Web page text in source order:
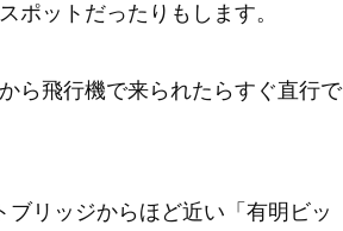
ポットだったりもします。
ら飛行機で来られたらすぐ直行で
リッジからほど近い「有明ビッ